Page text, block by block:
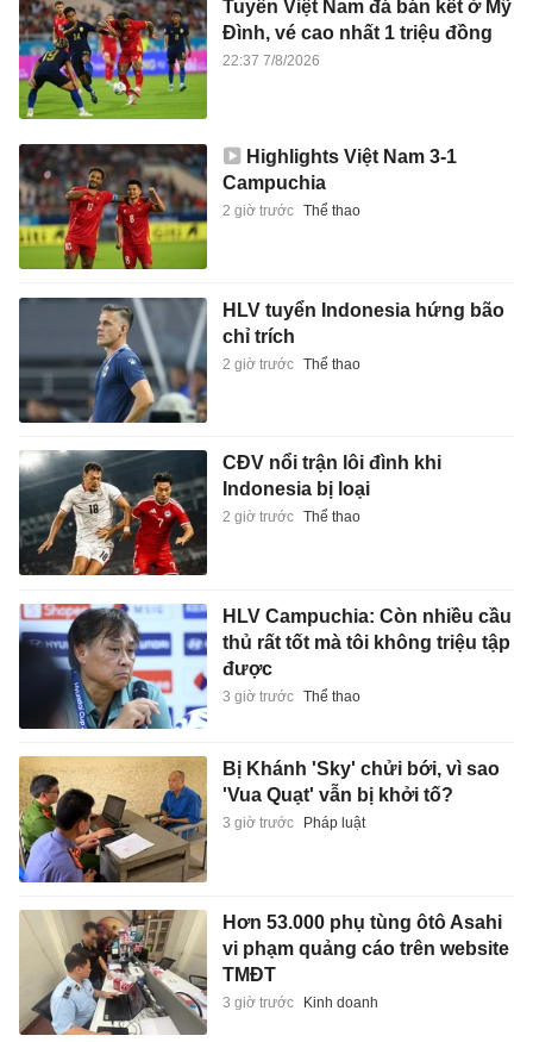
Tuyển Việt Nam đá bán kết ở Mỹ
Đình, vé cao nhất 1 triệu đồng
22:37 7/8/2026
Highlights Việt Nam 3-1
Campuchia
2 giờ trước Thể thao
HLV tuyển Indonesia hứng bão
chỉ trích
2 giờ trước Thể thao
CĐV nổi trận lôi đình khi
Indonesia bị loại
2 giờ trước Thể thao
HLV Campuchia: Còn nhiều cầu
thủ rất tốt mà tôi không triệu tập
được
3 giờ trước Thể thao
Bị Khánh 'Sky' chửi bới, vì sao
'Vua Quạt' vẫn bị khởi tố?
3 giờ trước Pháp luật
Hơn 53.000 phụ tùng ôtô Asahi
vi phạm quảng cáo trên website
TMĐT
3 giờ trước Kinh doanh